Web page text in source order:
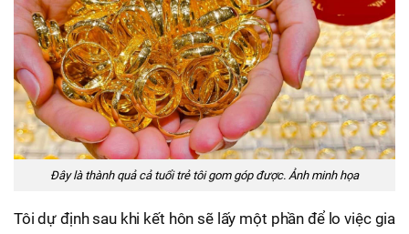
Đây là thành quả cả tuổi trẻ tôi gom góp được. Ảnh minh họa
Tôi dự định sau khi kết hôn sẽ lấy một phần để lo việc gia